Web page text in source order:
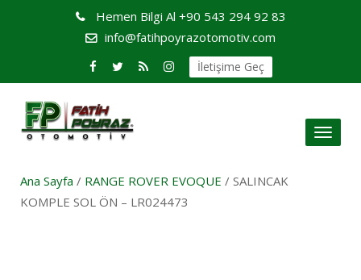
Hemen Bilgi Al +90 543 294 92 83
info@fatihpoyrazotomotiv.com
İletişime Geç
Toggle
Ana Sayfa / RANGE ROVER EVOQUE / SALINCAK
KOMPLE SOL ÖN – LR024473